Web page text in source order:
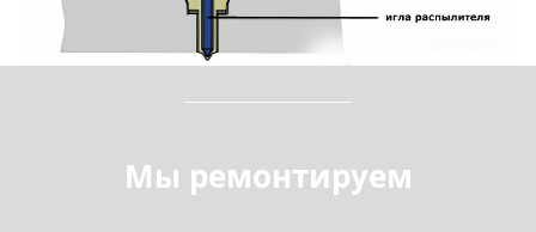
Мы ремонтируем